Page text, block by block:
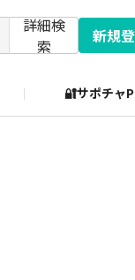
詳細検
索
新規
🔐サポチャ